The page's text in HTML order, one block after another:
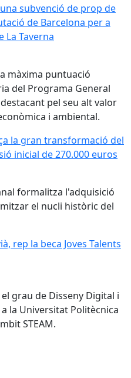
subvenció de prop de
subvenció de prop de
de Barcelona per a
La Taverna
màxima puntuació
del Programa General
pel seu alt valor
i ambiental.
la gran transformació del
la gran transformació del
inicial de 270.000 euros
formalitza l'adquisició
el nucli històric del
rep la beca Joves Talents
rep la beca Joves Talents
grau de Disseny Digital i
la Universitat Politècnica
STEAM.